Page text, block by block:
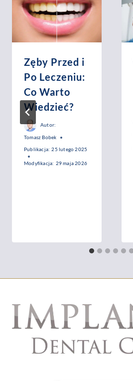
Zęby Przed i
Po Leczeniu:
Co Warto
Wiedzieć?
Autor:
Tomasz Bobek
Publikacja: 25 lutego 2025
Modyfikacja: 29 maja 2026